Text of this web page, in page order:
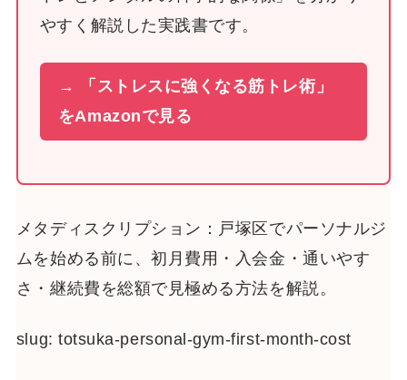
やすく解説した実践書です。
→ 「ストレスに強くなる筋トレ術」
をAmazonで見る
メタディスクリプション：戸塚区でパーソナルジ
ムを始める前に、初月費用・入会金・通いやす
さ・継続費を総額で見極める方法を解説。
slug: totsuka-personal-gym-first-month-cost